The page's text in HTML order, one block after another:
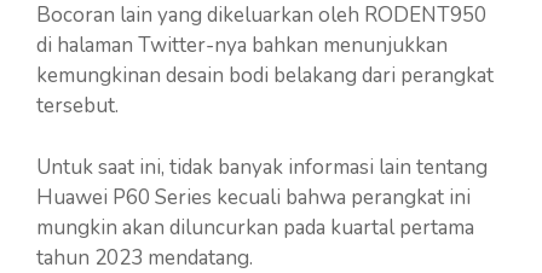
Bocoran lain yang dikeluarkan oleh RODENT950
di halaman Twitter-nya bahkan menunjukkan
kemungkinan desain bodi belakang dari perangkat
tersebut.
Untuk saat ini, tidak banyak informasi lain tentang
Huawei P60 Series kecuali bahwa perangkat ini
mungkin akan diluncurkan pada kuartal pertama
tahun 2023 mendatang.